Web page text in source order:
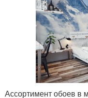
Ассортимент обоев в